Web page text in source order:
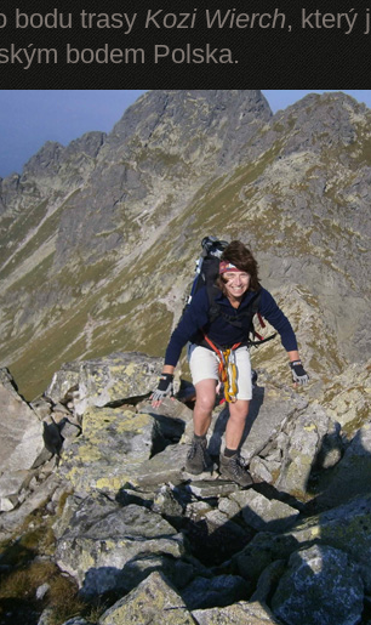
bodu trasy Kozi Wierch, který
bodem Polska.